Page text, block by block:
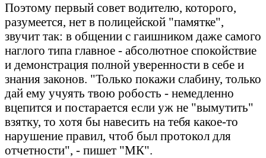
Поэтому первый совет водителю, которого,
разумеется, нет в полицейской "памятке",
звучит так: в общении с гаишником даже самого
наглого типа главное - абсолютное спокойствие
и демонстрация полной уверенности в себе и
знания законов. "Только покажи слабину, только
дай ему учуять твою робость - немедленно
вцепится и постарается если уж не "вымутить"
взятку, то хотя бы навесить на тебя какое-то
нарушение правил, чтоб был протокол для
отчетности", - пишет "МК".